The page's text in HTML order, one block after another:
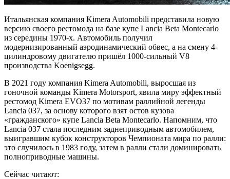
Итальянская компания Kimera Automobili представила новую
версию своего рестомода на базе купе Lancia Beta Montecarlo
из середины 1970-х. Автомобиль получил
модернизированный аэродинамический обвес, а на смену 4-
цилиндровому двигателю пришёл 1000-сильный V8
производства Koenigsegg.
В 2021 году компания Kimera Automobili, выросшая из
гоночной команды Kimera Motorsport, явила миру эффектный
рестомод Kimera EVO37 по мотивам раллийной легенды
Lancia 037, за основу которого взят остов кузова
«гражданского» купе Lancia Beta Montecarlo. Напомним, что
Lancia 037 стала последним заднеприводным автомобилем,
выигравшим кубок конструкторов Чемпионата мира по ралли:
это случилось в 1983 году, затем в ралли стали доминировать
полноприводные машины.
Сейчас читают: